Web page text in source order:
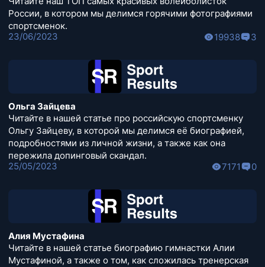
России, в котором мы делимся горячими фотографиями
спортсменок.
23/06/2023
19938 3
Ольга Зайцева
Читайте в нашей статье про российскую спортсменку
Ольгу Зайцеву, в которой мы делимся её биографией,
подробностями из личной жизни, а также как она
пережила допинговый скандал.
25/05/2023
7171 0
Алия Мустафина
Читайте в нашей статье биографию гимнастки Алии
Мустафиной, а также о том, как сложилась тренерская